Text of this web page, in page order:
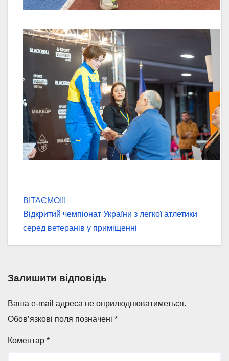
Навігація
записів
ВІТАЄМО!!!
Відкритий чемпіонат України з легкої атлетики
серед ветеранів у приміщенні
Залишити відповідь
Ваша e-mail адреса не оприлюднюватиметься.
Обов’язкові поля позначені *
Коментар *